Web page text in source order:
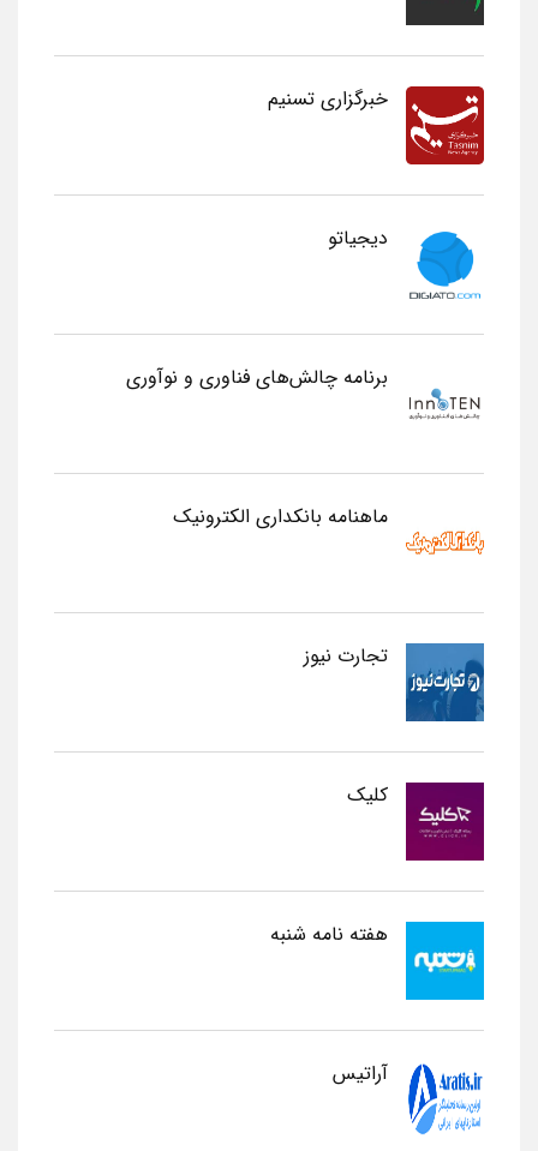
خبرگزاری تسنیم
دیجیاتو
برنامه چالش‌های فناوری و نوآوری
ماهنامه بانکداری الکترونیک
تجارت نیوز
کلیک
هفته نامه شنبه
آراتیس